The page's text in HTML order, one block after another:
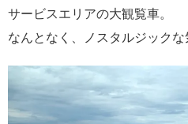
サービスエリアの大観覧車。
なんとなく、ノスタルジックな